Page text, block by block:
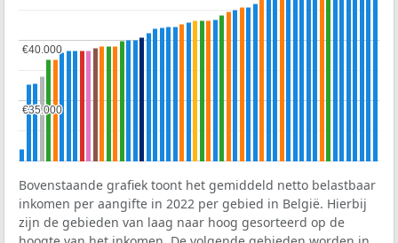
€35.000
€35.000
€40.000
€40.000
Bovenstaande grafiek toont het gemiddeld netto belastbaar
inkomen per aangifte in 2022 per gebied in België. Hierbij
zijn de gebieden van laag naar hoog gesorteerd op de